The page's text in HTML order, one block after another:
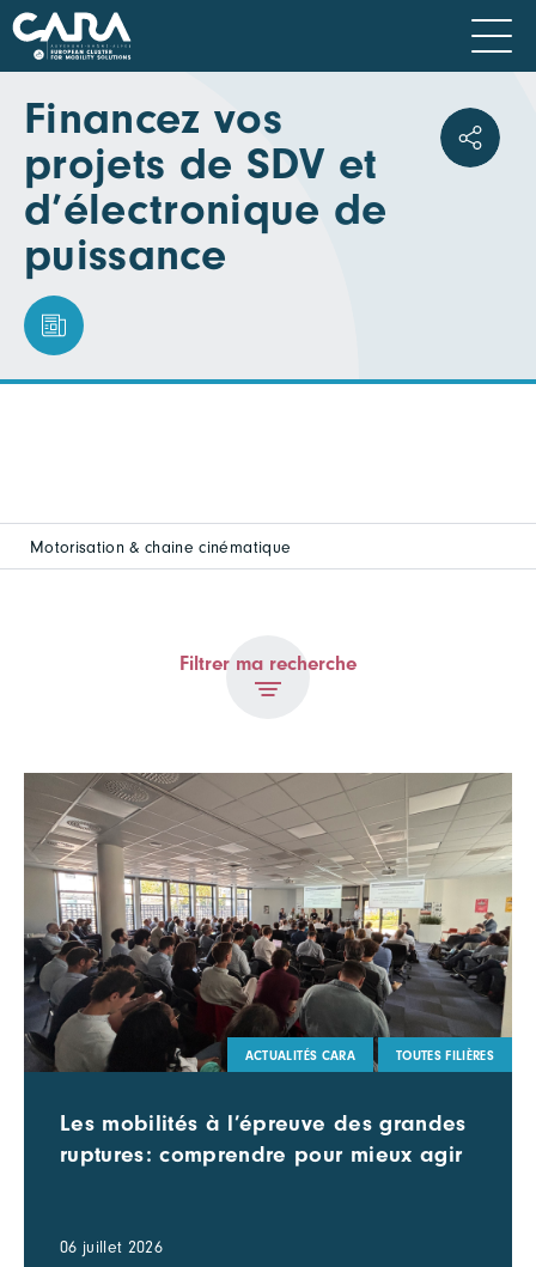
Financez vos
projets de SDV et
d’électronique de
puissance
Motorisation & chaine cinématique
Filtrer ma recherche
ACTUALITÉS CARA TOUTES FILIÈRES
Les mobilités à l’épreuve des grandes
ruptures: comprendre pour mieux agir
06 juillet 2026